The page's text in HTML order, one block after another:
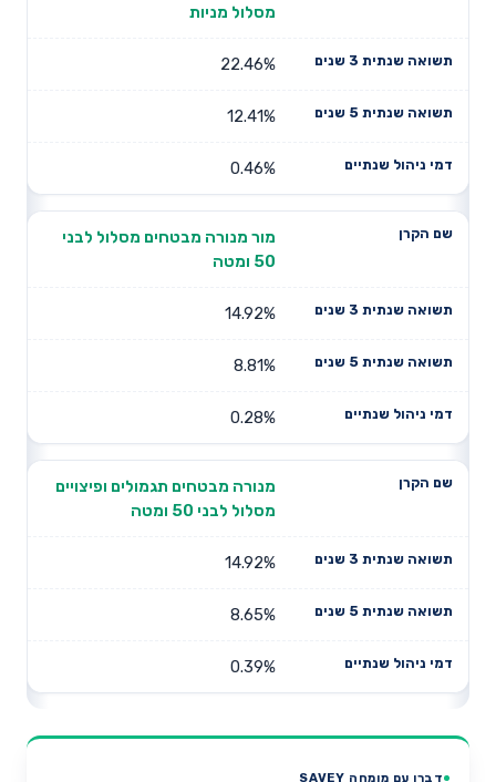
מסלול מניות
22.46%
12.41%
0.46%
מור מנורה מבטחים מסלול לבני
50 ומטה
14.92%
8.81%
0.28%
מנורה מבטחים תגמולים ופיצויים
מסלול לבני 50 ומטה
14.92%
8.65%
0.39%
דברו עם מומחה SAVEY